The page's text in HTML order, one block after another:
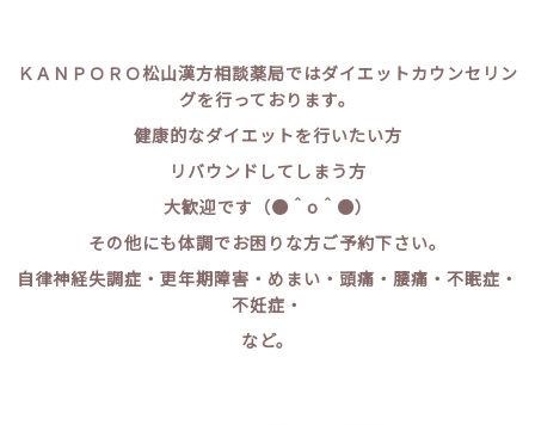
ＫＡＮＰＯＲＯ松山漢方相談薬局ではダイエットカウンセリン
グを行っております。
健康的なダイエットを行いたい方
リバウンドしてしまう方
大歓迎です（●＾o＾●）
その他にも体調でお困りな方ご予約下さい。
自律神経失調症・更年期障害・めまい・頭痛・腰痛・不眠症・
不妊症・
など。